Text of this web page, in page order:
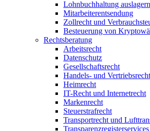
Lohnbuchhaltung auslagern
Mitarbeiterentsendung
Zollrecht und
Besteuerung von
Rechtsberatung
Arbeitsrecht
Datenschutz
Gesellschaftsrecht
Handels- und Vertriebsrecht
Heimrecht
IT-Recht und Internetrecht
Markenrecht
Steuerstrafrecht
Transportrecht und
Transparenzregisterservices